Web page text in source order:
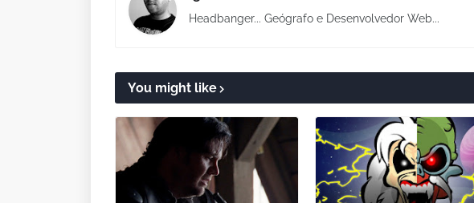
Headbanger... Geógrafo e Desenvolvedor Web...
You might like